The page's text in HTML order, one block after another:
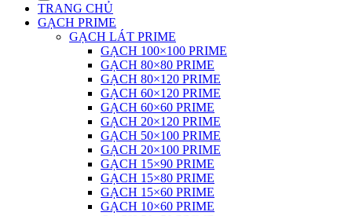
TRANG CHỦ
GẠCH PRIME
GẠCH LÁT PRIME
GẠCH 100×100 PRIME
GẠCH 80×80 PRIME
GẠCH 80×120 PRIME
GẠCH 60×120 PRIME
GẠCH 60×60 PRIME
GẠCH 20×120 PRIME
GẠCH 50×100 PRIME
GẠCH 20×100 PRIME
GẠCH 15×90 PRIME
GẠCH 15×80 PRIME
GẠCH 15×60 PRIME
GẠCH 10×60 PRIME